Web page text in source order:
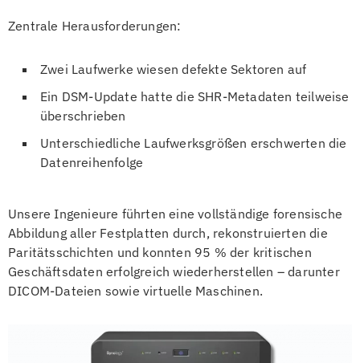
Zentrale Herausforderungen:
Zwei Laufwerke wiesen defekte Sektoren auf
Ein DSM-Update hatte die SHR-Metadaten teilweise
überschrieben
Unterschiedliche Laufwerksgrößen erschwerten die
Datenreihenfolge
Unsere Ingenieure führten eine vollständige forensische
Abbildung aller Festplatten durch, rekonstruierten die
Paritätsschichten und konnten 95 % der kritischen
Geschäftsdaten erfolgreich wiederherstellen – darunter
DICOM-Dateien sowie virtuelle Maschinen.